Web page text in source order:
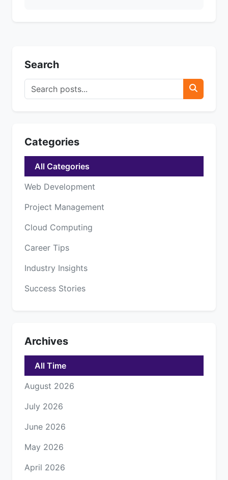
Search
Categories
All Categories
Web Development
Project Management
Cloud Computing
Career Tips
Industry Insights
Success Stories
Archives
All Time
August 2026
July 2026
June 2026
May 2026
April 2026